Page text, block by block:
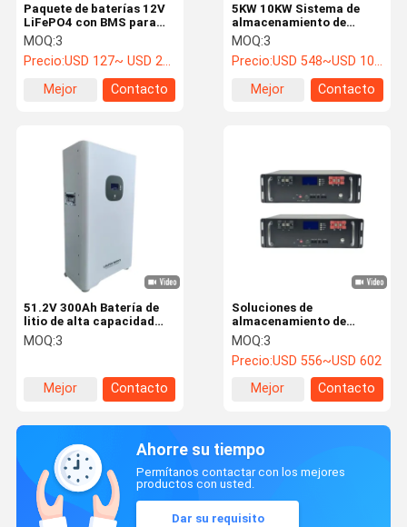
Paquete de baterías 12V
LiFePO4 con BMS para
almacenamiento de
energía en el hogar
MOQ:3
Precio:USD 127~ USD 268
Mejor
Contacto
5KW 10KW Sistema de
almacenamiento de
energía solar Alta
eficiencia maximizando
la cosecha de energía
MOQ:3
Precio:USD 548~USD 1057
Mejor
Contacto
51.2V 300Ah Batería de
litio de alta capacidad
Batería de
almacenamiento para
MOQ:3
Mejor
Contacto
Soluciones de
almacenamiento de
energía industrial
Sistema modular de 51,2
V 200 Ah 100 Ah para uso
comercial y de red
MOQ:3
Precio:USD 556~USD 602
Mejor
Contacto
Ahorre su tiempo
Permítanos contactar con los mejores
productos con usted.
Dar su requisito